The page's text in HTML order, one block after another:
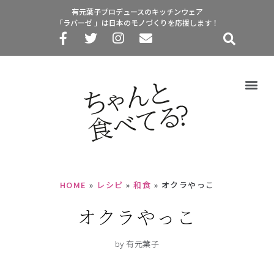
有元葉子プロデュースのキッチンウェア
「ラバーゼ 」は日本のモノづくりを応援します！
HOME » レシピ » 和食 » オクラやっこ
オクラやっこ
by 有元葉子